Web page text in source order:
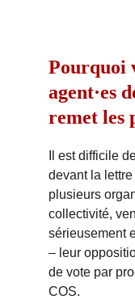
Pourquoi
agent·es
remet les
Il est difficile
devant la
plusieurs
collectivité,
sérieusement
– leur
de vote par
COS.